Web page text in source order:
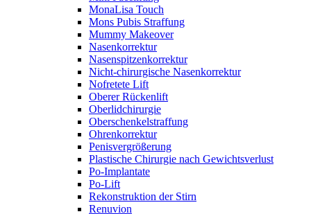
MonaLisa Touch
Mons Pubis Straffung
Mummy Makeover
Nasenkorrektur
Nasenspitzenkorrektur
Nicht-chirurgische Nasenkorrektur
Nofretete Lift
Oberer Rückenlift
Oberlidchirurgie
Oberschenkelstraffung
Ohrenkorrektur
Penisvergrößerung
Plastische Chirurgie nach Gewichtsverlust
Po-Implantate
Po-Lift
Rekonstruktion der Stirn
Renuvion